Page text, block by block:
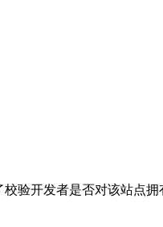
验开发者是否对该站点